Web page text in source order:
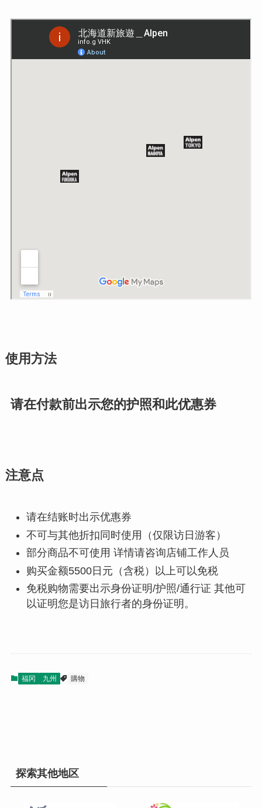
使用方法
请在付款前出示您的护照和此优惠券
注意点
请在结账时出示优惠券
不可与其他折扣同时使用（仅限访日游客）
部分商品不可使用 详情请咨询店铺工作人员
购买金额5500日元（含税）以上可以免税
免税购物需要出示身份证明/护照/通行证 其他可
以证明您是访日旅行者的身份证明。
福冈 九州 購物
探索其他地区